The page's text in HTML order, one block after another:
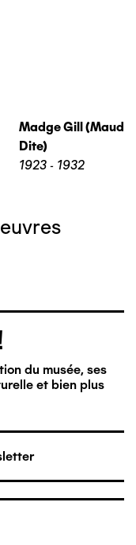
Madge Gill (maude
Dite)
1923 - 1932
du musée, ses
et bien plus